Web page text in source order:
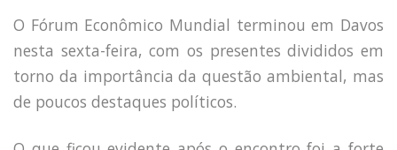
Pesquisadores
Economia da Poluição: Discussão
Capacidade de Suporte do Ecossistema
Exemplo de Externalidade e Poluição
Instrumentos Econômicos na Poluição
O Fórum Econômico Mundial terminou em Davos
nesta sexta-feira, com os presentes divididos em
torno da importância da questão ambiental, mas
de poucos destaques políticos.